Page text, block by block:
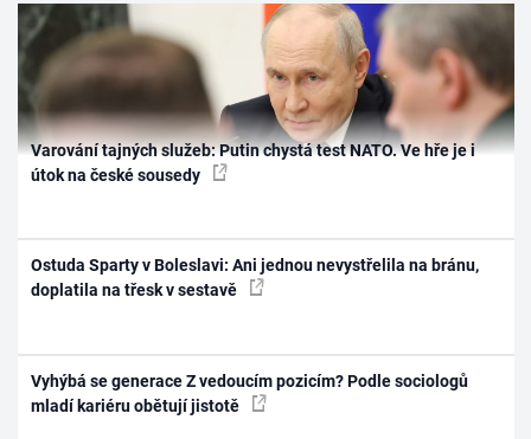
Varování tajných služeb: Putin chystá test NATO. Ve hře je i
útok na české sousedy
Ostuda Sparty v Boleslavi: Ani jednou nevystřelila na bránu,
doplatila na třesk v sestavě
Vyhýbá se generace Z vedoucím pozicím? Podle sociologů
mladí kariéru obětují jistotě